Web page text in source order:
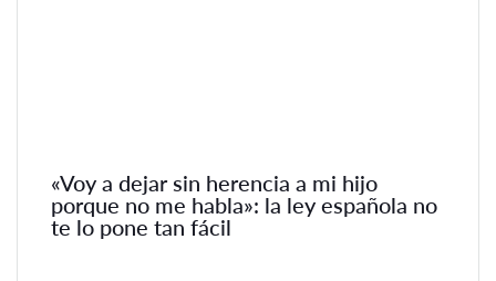
«Voy a dejar sin herencia a mi hijo
porque no me habla»: la ley española no
te lo pone tan fácil